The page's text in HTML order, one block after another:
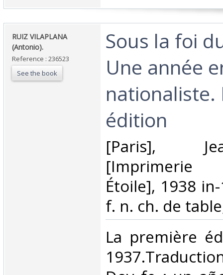
‎RUIZ VILAPLANA
(Antonio).‎
Reference : 236523
See the book
‎Sous la foi
Une année
nationaliste.
édition‎
‎[Paris],
[Imprimerie
Étoile], 1938
f. n. ch. de
‎La première